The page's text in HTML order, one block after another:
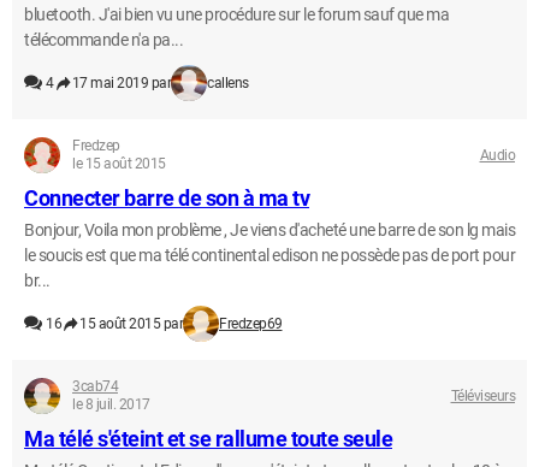
bluetooth. J'ai bien vu une procédure sur le forum sauf que ma
télécommande n'a pa...
4 17 mai 2019 par callens
Fredzep
le 15 août 2015
Audio
Connecter barre de son à ma tv
Bonjour, Voila mon problème , Je viens d'acheté une barre de son lg mais
le soucis est que ma télé continental edison ne possède pas de port pour
br...
16 15 août 2015 par Fredzep69
3cab74
le 8 juil. 2017
Téléviseurs
Ma télé s'éteint et se rallume toute seule